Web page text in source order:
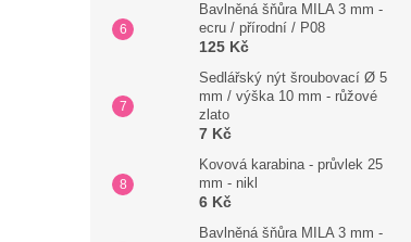
Bavlněná šňůra MILA 3 mm -
ecru / přírodní / P08
125 Kč
Sedlářský nýt šroubovací Ø 5
mm / výška 10 mm - růžové
zlato
7 Kč
Kovová karabina - průvlek 25
mm - nikl
6 Kč
Bavlněná šňůra MILA 3 mm -